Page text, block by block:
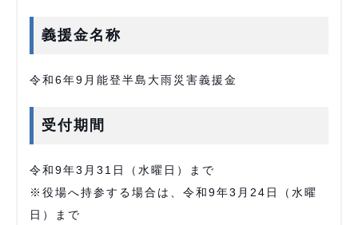
義援金名称
令和6年9月能登半島大雨災害義援金
受付期間
令和9年3月31日（水曜日）まで
※役場へ持参する場合は、令和9年3月24日（水曜
日）まで